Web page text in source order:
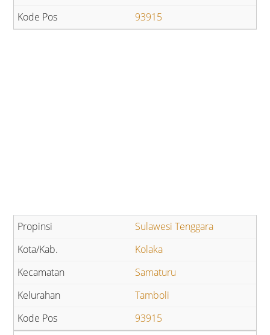
93915
Sulawesi Tenggara
Kolaka
Samaturu
Tamboli
93915